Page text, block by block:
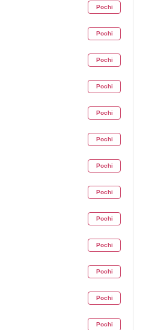
Pochi
Pochi
Pochi
Pochi
Pochi
Pochi
Pochi
Pochi
Pochi
Pochi
Pochi
Pochi
Pochi